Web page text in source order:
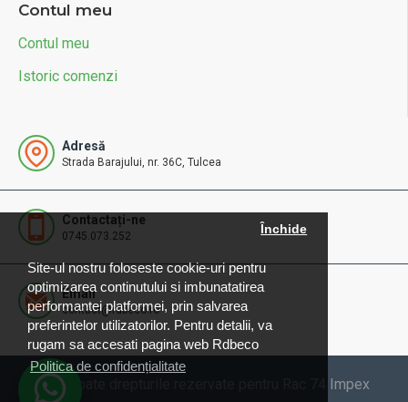
Site-ul nostru foloseste cookie-uri pentru
optimizarea continutului si imbunatatirea
performantei platformei, prin salvarea
preferintelor utilizatorilor. Pentru detalii, va
rugam sa accesati pagina web Rdbeco
Politica de confidențialitate
Închide
Contul meu
Contul meu
Istoric comenzi
Adresă
Strada Barajului, nr. 36C, Tulcea
Contactați-ne
0745.073.252
Email
contact@rdbeco.ro
© 2025 Toate drepturile rezervate pentru Rac 74 Impex